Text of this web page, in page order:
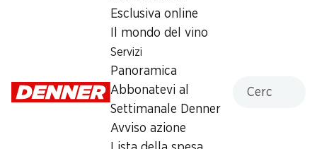
Esclusiva online
Il mondo del vino
Servizi
Panoramica
Abbonatevi al
Settimanale Denner
Avviso azione
SPECIAL